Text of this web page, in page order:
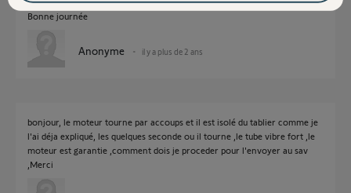
Bonne journée
Anonyme il y a plus de 2 ans
bonjour, le moteur tourne par accoups et il est isolé du tablier comme je
l'ai déja expliqué, les quelques seconde ou il tourne ,le tube vibre fort ,le
moteur est garantie ,comment dois je proceder pour l'envoyer au sav
,Merci